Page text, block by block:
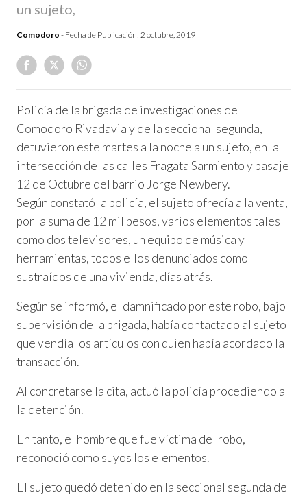
un sujeto,
Comodoro - Fecha de Publicación: 2 octubre, 2019
Policía de la brigada de investigaciones de
Comodoro Rivadavia y de la seccional segunda,
detuvieron este martes a la noche a un sujeto, en la
intersección de las calles Fragata Sarmiento y pasaje
12 de Octubre del barrio Jorge Newbery.
Según constató la policía, el sujeto ofrecía a la venta,
por la suma de 12 mil pesos, varios elementos tales
como dos televisores, un equipo de música y
herramientas, todos ellos denunciados como
sustraídos de una vivienda, días atrás.
Según se informó, el damnificado por este robo, bajo
supervisión de la brigada, había contactado al sujeto
que vendía los artículos con quien había acordado la
transacción.
Al concretarse la cita, actuó la policía procediendo a
la detención.
En tanto, el hombre que fue víctima del robo,
reconoció como suyos los elementos.
El sujeto quedó detenido en la seccional segunda de